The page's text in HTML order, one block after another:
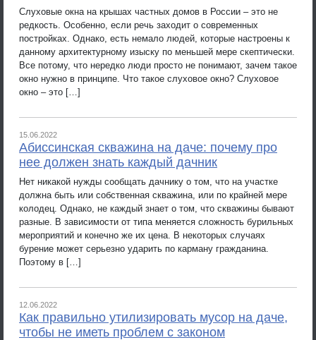
Слуховые окна на крышах частных домов в России – это не
редкость. Особенно, если речь заходит о современных
постройках. Однако, есть немало людей, которые настроены к
данному архитектурному изыску по меньшей мере скептически.
Все потому, что нередко люди просто не понимают, зачем такое
окно нужно в принципе. Что такое слуховое окно? Слуховое
окно – это […]
15.06.2022
Абиссинская скважина на даче: почему про
нее должен знать каждый дачник
Нет никакой нужды сообщать дачнику о том, что на участке
должна быть или собственная скважина, или по крайней мере
колодец. Однако, не каждый знает о том, что скважины бывают
разные. В зависимости от типа меняется сложность бурильных
мероприятий и конечно же их цена. В некоторых случаях
бурение может серьезно ударить по карману гражданина.
Поэтому в […]
12.06.2022
Как правильно утилизировать мусор на даче,
чтобы не иметь проблем с законом